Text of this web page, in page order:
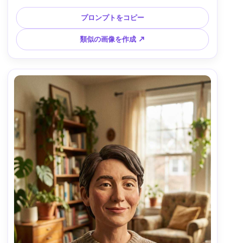
ル構図、自然な肌の質感 --ar 4:5
プロンプトをコピー
類似の画像を作成 ↗